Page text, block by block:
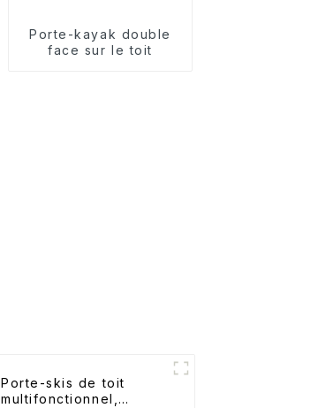
Porte-kayak double
face sur le toit
Porte-skis de toit
multifonctionnel,